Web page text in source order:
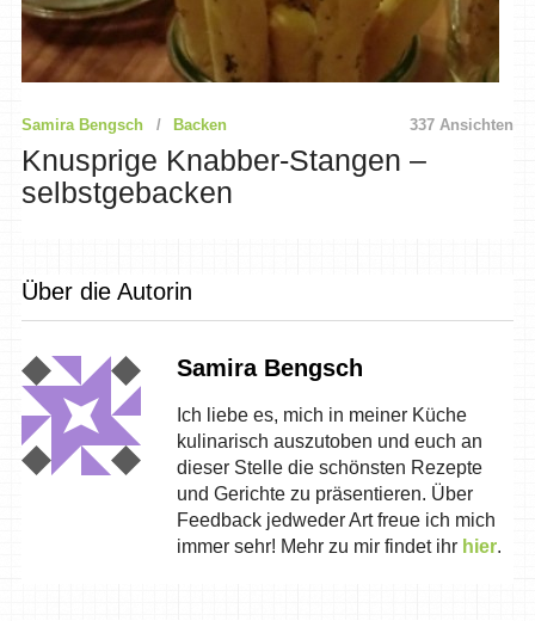
Samira Bengsch Backen 337 Ansichten
Knusprige Knabber-Stangen –
selbstgebacken
Über die Autorin
Samira Bengsch
Ich liebe es, mich in meiner Küche
kulinarisch auszutoben und euch an
dieser Stelle die schönsten Rezepte
und Gerichte zu präsentieren. Über
Feedback jedweder Art freue ich mich
immer sehr! Mehr zu mir findet ihr hier.